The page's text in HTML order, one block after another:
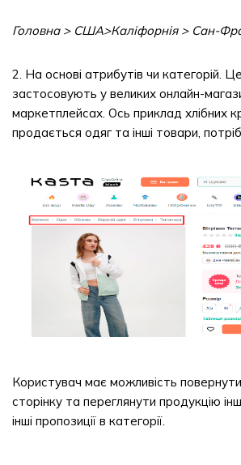
Головна > США>Каліфорнія > Сан-
2. На основі атрибутів чи категорій.
застосовують у великих онлайн-
маркетплейсах. Ось приклад хлібних
продається одяг та інші товари,
Користувач має можливість
сторінку та переглянути продукцію
інші пропозиції в категорії.